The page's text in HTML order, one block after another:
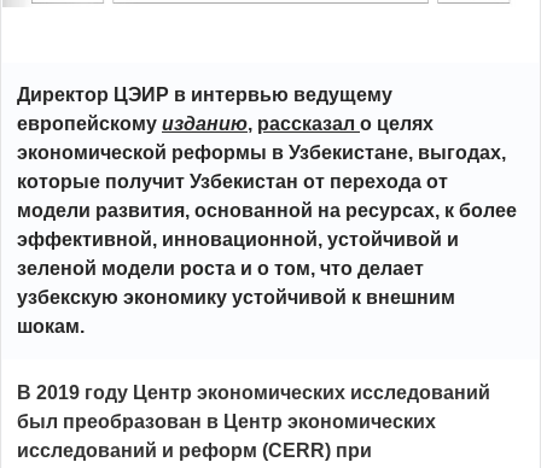
Директор ЦЭИР в интервью ведущему
европейскому изданию, рассказал о целях
экономической реформы в Узбекистане, выгодах,
которые получит Узбекистан от перехода от
модели развития, основанной на ресурсах, к более
эффективной, инновационной, устойчивой и
зеленой модели роста и о том, что делает
узбекскую экономику устойчивой к внешним
шокам.
В 2019 году Центр экономических исследований
был преобразован в Центр экономических
исследований и реформ (CERR) при